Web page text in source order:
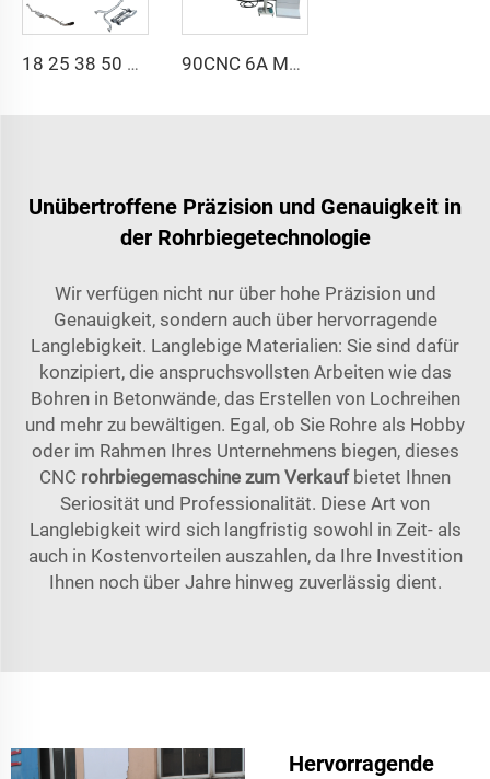
18 25 38 50 CNC 4A 2S Stahl Automatische Rohrbiegemaschine und Rohrbiegemaschinen Preis mit Schub 1 Zoll 2 Zoll 3 Zoll Linie 90CNC 6A MS CNC-Rohrbiegemaschine, Eisenrohr, Profilrohrbieger mit Motor für Aluminium und Edelstahl Messingrohre/Rohrleitungen
Unübertroffene Präzision und Genauigkeit in
der Rohrbiegetechnologie
Wir verfügen nicht nur über hohe Präzision und
Genauigkeit, sondern auch über hervorragende
Langlebigkeit. Langlebige Materialien: Sie sind dafür
konzipiert, die anspruchsvollsten Arbeiten wie das
Bohren in Betonwände, das Erstellen von Lochreihen
und mehr zu bewältigen. Egal, ob Sie Rohre als Hobby
oder im Rahmen Ihres Unternehmens biegen, dieses
CNC rohrbiegemaschine zum Verkauf bietet Ihnen
Seriosität und Professionalität. Diese Art von
Langlebigkeit wird sich langfristig sowohl in Zeit- als
auch in Kostenvorteilen auszahlen, da Ihre Investition
Ihnen noch über Jahre hinweg zuverlässig dient.
Hervorragende